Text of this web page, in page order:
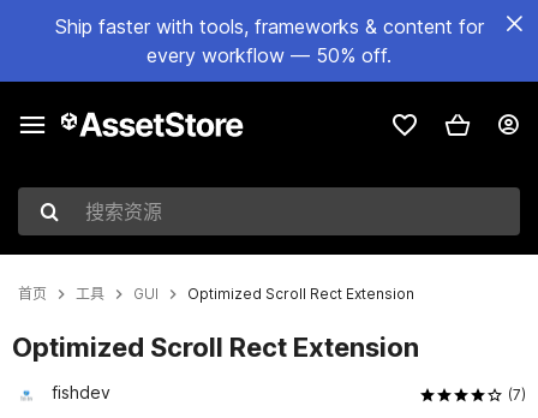
Ship faster with tools, frameworks & content for
every workflow — 50% off.
搜索资源
首页 工具 GUI Optimized Scroll Rect Extension
Optimized Scroll Rect Extension
fishdev (7)